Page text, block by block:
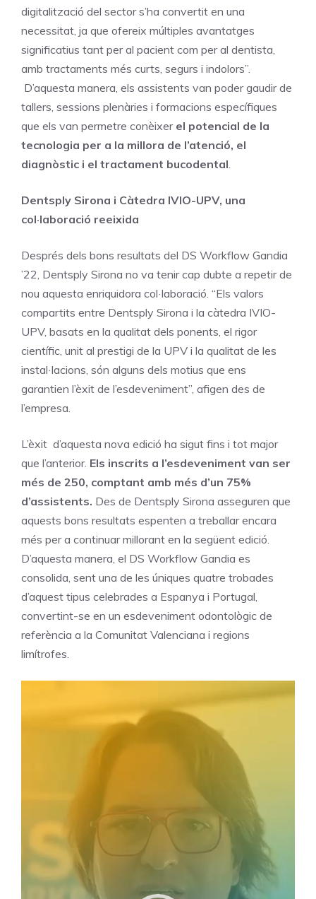
digitalització del sector s’ha convertit en una
necessitat, ja que ofereix múltiples avantatges
significatius tant per al pacient com per al dentista,
amb tractaments més curts, segurs i indolors”.
D’aquesta manera, els assistents van poder gaudir de
tallers, sessions plenàries i formacions específiques
que els van permetre conèixer el potencial de la
tecnologia per a la millora de l’atenció, el
diagnòstic i el tractament bucodental
Dentsply Sirona i Càtedra IVIO-UPV, una
col·laboració reeixida
Després dels bons resultats del DS Workflow Gandia
’22, Dentsply Sirona no va tenir cap dubte a repetir de
nou aquesta enriquidora col·laboració. “Els valors
compartits entre Dentsply Sirona i la càtedra IVIO-
UPV, basats en la qualitat dels ponents, el rigor
científic, unit al prestigi de la UPV i la qualitat de les
instal·lacions, són alguns dels motius que ens
garantien l’èxit de l’esdeveniment”, afigen des de
l’empresa.
L’èxit d’aquesta nova edició ha sigut fins i tot major
que l’anterior. Els inscrits a l’esdeveniment van ser
més de 250, comptant amb més d’un 75%
d’assistents. Des de Dentsply Sirona asseguren que
aquests bons resultats espenten a treballar encara
més per a continuar millorant en la següent edició.
D’aquesta manera, el DS Workflow Gandia es
consolida, sent una de les úniques quatre trobades
d’aquest tipus celebrades a Espanya i Portugal,
convertint-se en un esdeveniment odontològic de
referència a la Comunitat Valenciana i regions
limítrofes.